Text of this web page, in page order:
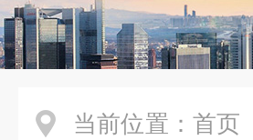
当前位置： 首页